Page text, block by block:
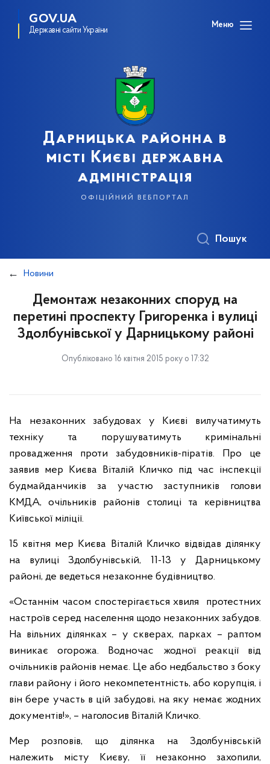
GOV.UA
Державні сайти України
Меню
Дарницька районна в
місті Києві державна
адміністрація
офіційний вебпортал
Пошук
Новини
Демонтаж незаконних споруд на
перетині проспекту Григоренка і вулиці
Здолбунівської у Дарницькому районі
Опубліковано 16 квітня 2015 року о 17:32
На незаконних забудовах у Києві вилучатимуть
техніку та порушуватимуть кримінальні
провадження проти забудовників-піратів. Про це
заявив мер Києва Віталій Кличко під час інспекції
будмайданчиків за участю заступників голови
КМДА, очільників районів столиці та керівництва
Київської міліції.
15 квітня мер Києва Віталій Кличко відвідав ділянку
на вулиці Здолбунівській, 11-13 у Дарницькому
районі, де ведеться незаконне будівництво.
«Останнім часом спостерігається хвиля протестних
настроїв серед населення щодо незаконних забудов.
На вільних ділянках – у скверах, парках – раптом
виникає огорожа. Водночас жодної реакції від
очільників районів немає. Це або недбальство з боку
глави району і його некомпетентність, або корупція, і
він бере участь в цій забудові, на яку немає жодних
документів!», – наголосив Віталій Кличко.
Мер розповів, що ділянка на Здолбунівській
належить місту Києву, її незаконно захопили,